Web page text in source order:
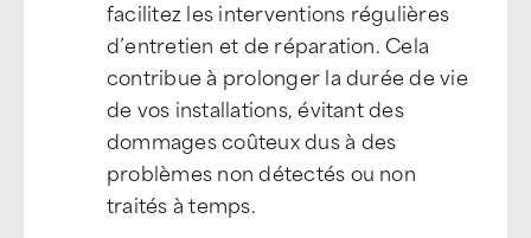
facilitez les interventions régulières
d’entretien et de réparation. Cela
contribue à prolonger la durée de vie
de vos installations, évitant des
dommages coûteux dus à des
problèmes non détectés ou non
traités à temps.